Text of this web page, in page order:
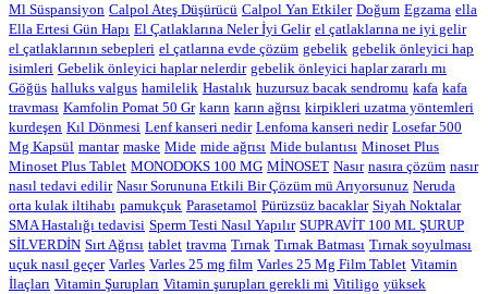
Ml Süspansiyon Calpol Ateş Düşürücü Calpol Yan Etkiler Doğum Egzama ella
Ella Ertesi Gün Hapı El Çatlaklarına Neler İyi Gelir el çatlaklarına ne iyi gelir
el çatlaklarının sebepleri el çatlarına evde çözüm gebelik gebelik önleyici hap
isimleri Gebelik önleyici haplar nelerdir gebelik önleyici haplar zararlı mı
Göğüs halluks valgus hamilelik Hastalık huzursuz bacak sendromu kafa kafa
travması Kamfolin Pomat 50 Gr karın karın ağrısı kirpikleri uzatma yöntemleri
kurdeşen Kıl Dönmesi Lenf kanseri nedir Lenfoma kanseri nedir Losefar 500
Mg Kapsül mantar maske Mide mide ağrısı Mide bulantısı Minoset Plus
Minoset Plus Tablet MONODOKS 100 MG MİNOSET Nasır nasıra çözüm nasır
nasıl tedavi edilir Nasır Sorununa Etkili Bir Çözüm mü Arıyorsunuz Neruda
orta kulak iltihabı pamukçuk Parasetamol Pürüzsüz bacaklar Siyah Noktalar
SMA Hastalığı tedavisi Sperm Testi Nasıl Yapılır SUPRAVİT 100 ML ŞURUP
SİLVERDİN Sırt Ağrısı tablet travma Tırnak Tırnak Batması Tırnak soyulması
uçuk nasıl geçer Varles Varles 25 mg film Varles 25 Mg Film Tablet Vitamin
İlaçları Vitamin Şurupları Vitamin şurupları gerekli mi Vitiligo yüksek